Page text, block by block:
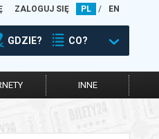
ZALOGUJ SIĘ PL / EN
GDZIE? CO?
INNE